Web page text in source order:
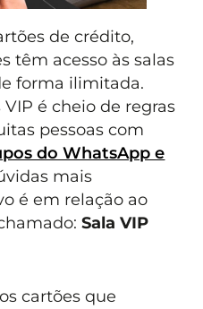
de crédito,
têm acesso às salas
forma ilimitada.
é cheio de regras
pessoas com
do WhatsApp e
mais
é em relação ao
Sala VIP
cartões que